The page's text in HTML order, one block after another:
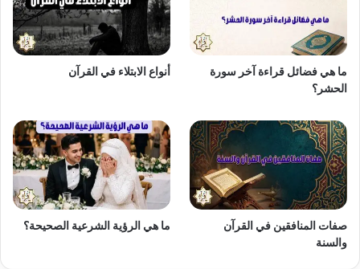
ما هي فضائل قراءة آخر سورة
الحشر؟
أنواع الابتلاء في القرآن
صفات المنافقين في القرآن
والسنة
ما هي الرؤية الشرعية الصحيحة؟